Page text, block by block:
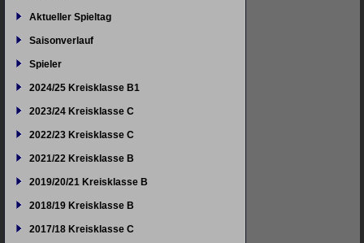
Aktueller Spieltag
Saisonverlauf
Spieler
2024/25 Kreisklasse B1
2023/24 Kreisklasse C
2022/23 Kreisklasse C
2021/22 Kreisklasse B
2019/20/21 Kreisklasse B
2018/19 Kreisklasse B
2017/18 Kreisklasse C